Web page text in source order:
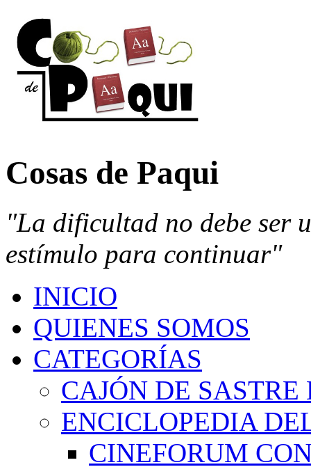
Cosas de Paqui
"La dificultad no debe ser
estímulo para continuar"
INICIO
QUIENES SOMOS
CATEGORÍAS
CAJÓN DE
ENCICLOPEDIA
CINEFORUM